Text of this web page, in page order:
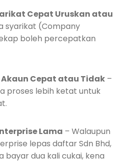
Cepat Uruskan atau
syarikat (Company
boleh percepatkan
Akaun Cepat atau Tidak –
proses lebih ketat untuk
Lama – Walaupun
lepas daftar Sdn Bhd,
bayar dua kali cukai, kena